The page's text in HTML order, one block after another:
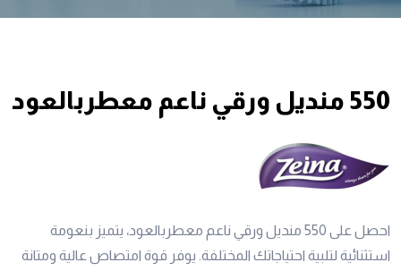
550 منديل ورقي ناعم معطربالعود
احصل على 550 منديل ورقي ناعم معطربالعود، يتميز بنعومة
استثنائية لتلبية احتياجاتك المختلفة. يوفر قوة امتصاص عالية ومتانة